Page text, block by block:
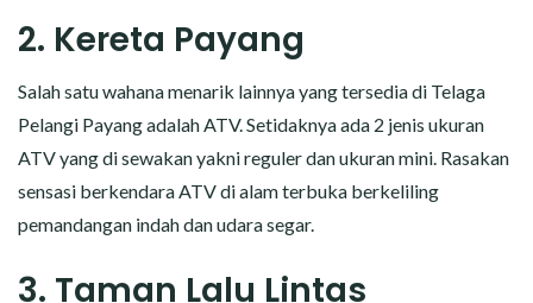
2. Kereta Payang
Salah satu wahana menarik lainnya yang tersedia di Telaga
Pelangi Payang adalah ATV. Setidaknya ada 2 jenis ukuran
ATV yang di sewakan yakni reguler dan ukuran mini. Rasakan
sensasi berkendara ATV di alam terbuka berkeliling
pemandangan indah dan udara segar.
3. Taman Lalu Lintas